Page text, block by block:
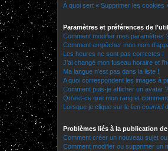
À quoi sert « Supprimer les cookies
Paramètres et préférences de
Comment modifier mes paramètres
Comment empêcher mon nom
Les heures ne sont pas correctes !
J’ai changé mon fuseau horaire et
Ma langue n’est pas dans la liste !
A quoi correspondent les images à
Comment puis-je afficher un avatar ?
Qu’est-ce que mon rang et
Lorsque je clique sur le lien courriel
Problèmes liés à la publication
Comment créer un nouveau sujet
Comment modifier ou supprimer un